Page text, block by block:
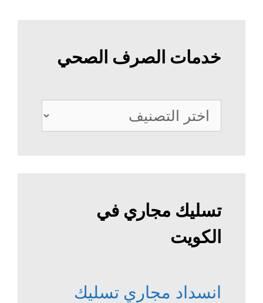
خدمات الصرف الصحي
خدمات
الصرف
تسليك مجاري في
الكويت
انسداد مجاري تسليك